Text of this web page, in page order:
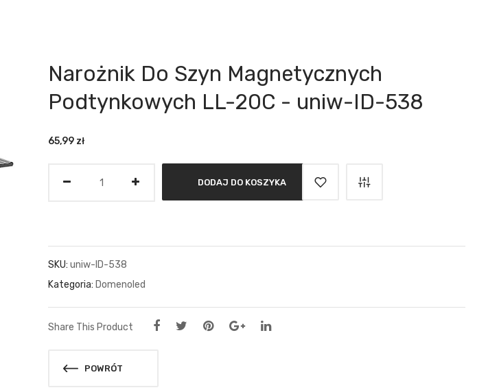
Narożnik Do Szyn Magnetycznych
Podtynkowych LL-20C - uniw-ID-538
65,99 zł
DODAJ DO KOSZYKA
SKU: uniw-ID-538
Kategoria: Domenoled
Share This Product
POWRÓT